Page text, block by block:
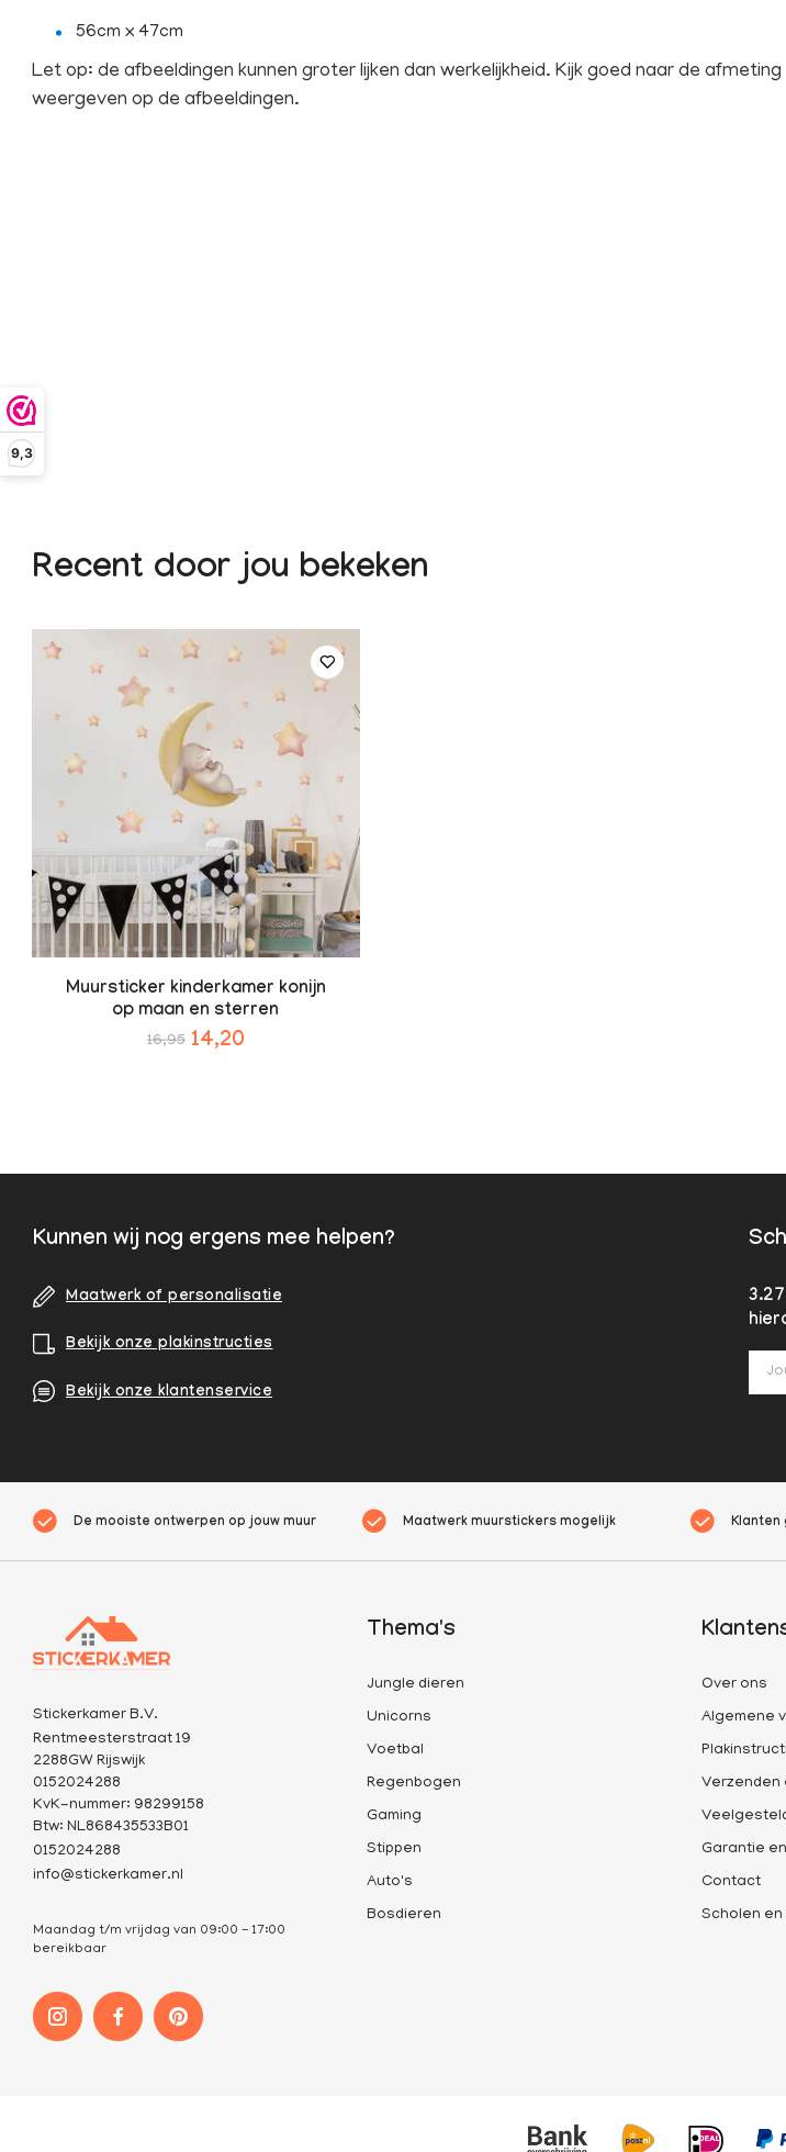
9,3
56cm x 47cm
Let op: de afbeeldingen kunnen groter lijken dan werkelijkheid. Kijk goed naar de afmeting
weergeven op de afbeeldingen.
Recent door jou bekeken
Muursticker kinderkamer konijn
op maan en sterren
16,95 14,20
Kunnen wij nog ergens mee helpen?
Maatwerk of personalisatie
Bekijk onze plakinstructies
Bekijk onze klantenservice
De mooiste ontwerpen op jouw muur Maatwerk muurstickers mogelijk Klanten
Stickerkamer B.V.
Rentmeesterstraat 19
2288GW Rijswijk
0152024288
KvK-nummer: 98299158
Btw: NL868435533B01
0152024288
info@stickerkamer.nl
Maandag t/m vrijdag van 09:00 - 17:00
bereikbaar
Thema's
Jungle dieren
Unicorns
Voetbal
Regenbogen
Gaming
Stippen
Auto's
Bosdieren
Over ons
Algemene
Verzenden
Garantie
Contact
Scholen en